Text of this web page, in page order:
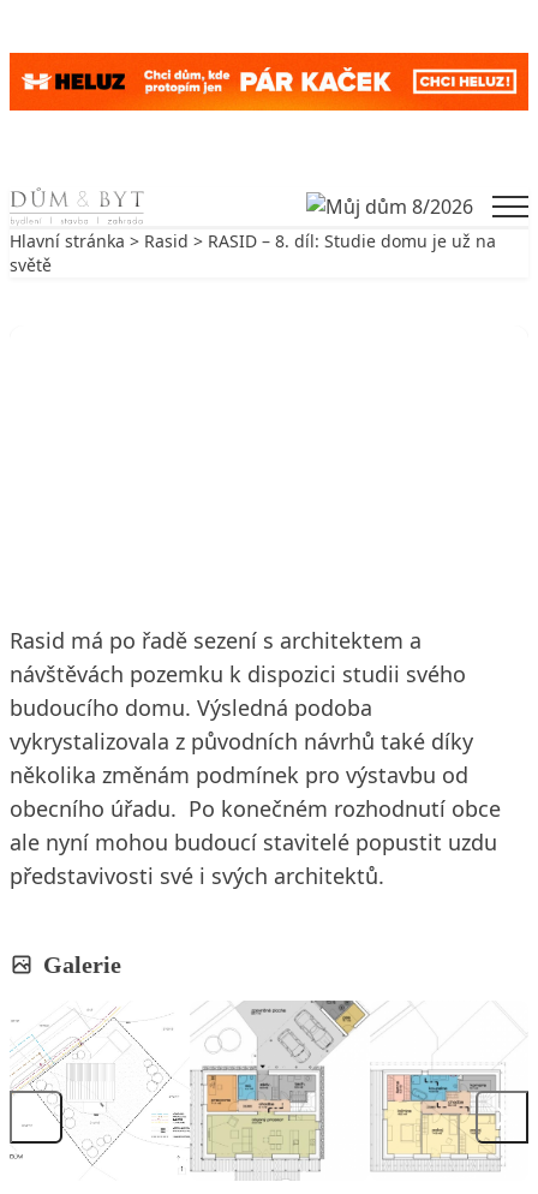
Skip to content
Hlavní stránka > Rasid > RASID – 8. díl: Studie domu je už na
světě
Rasid má po řadě sezení s architektem a
návštěvách pozemku k dispozici studii svého
budoucího domu. Výsledná podoba
vykrystalizovala z původních návrhů také díky
několika změnám podmínek pro výstavbu od
obecního úřadu. Po konečném rozhodnutí obce
ale nyní mohou budoucí stavitelé popustit uzdu
představivosti své i svých architektů.
Galerie